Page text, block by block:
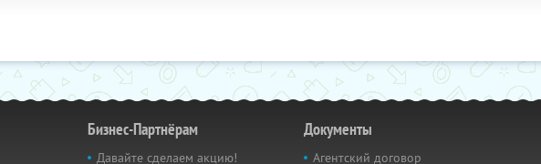
Бизнес-Партнёрам
Давайте сделаем акцию!
Документы
Агентский договор